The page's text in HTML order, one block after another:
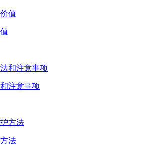
注意事项
法